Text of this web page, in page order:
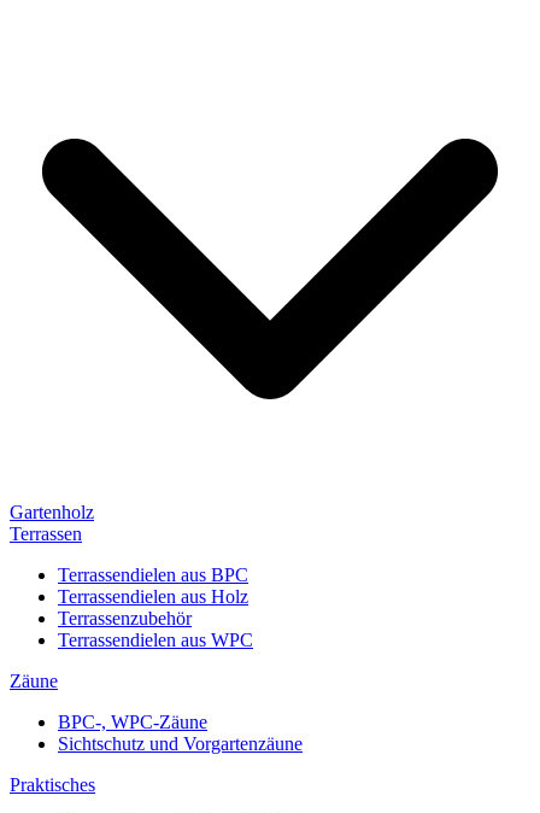
Gartenholz
Terrassen
Terrassendielen aus BPC
Terrassendielen aus Holz
Terrassenzubehör
Terrassendielen aus WPC
Zäune
BPC-, WPC-Zäune
Sichtschutz und Vorgartenzäune
Praktisches